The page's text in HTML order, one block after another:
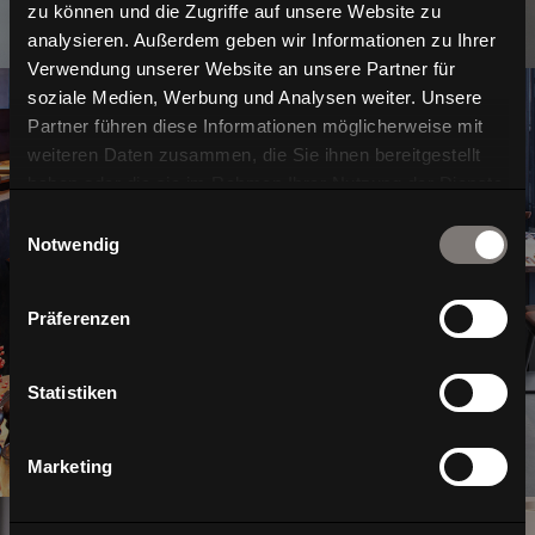
zu können und die Zugriffe auf unsere Website zu
analysieren. Außerdem geben wir Informationen zu Ihrer
Verwendung unserer Website an unsere Partner für
soziale Medien, Werbung und Analysen weiter. Unsere
Partner führen diese Informationen möglicherweise mit
weiteren Daten zusammen, die Sie ihnen bereitgestellt
Notwendig
Präferenzen
Statistiken
Marketing